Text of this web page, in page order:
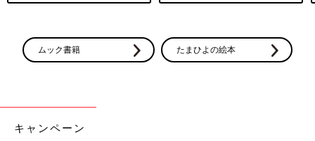
ムック書籍 たまひよの絵本
キャンペーン